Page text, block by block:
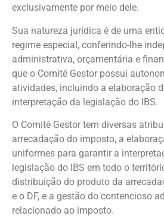
exclusivamente por meio dele.
Sua natureza jurídica é de uma
regime especial, conferindo-lhe
administrativa, orçamentária e
que o Comitê Gestor possui
atividades, incluindo a elaboração
interpretação da legislação do IBS.
O Comitê Gestor tem diversas
arrecadação do imposto, a
uniformes para garantir a
legislação do IBS em todo o
distribuição do produto da
e o DF, e a gestão do contencioso
relacionado ao imposto.